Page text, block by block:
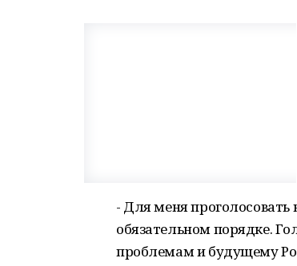
- Для меня
обязательном порядке.
проблемам и будущему